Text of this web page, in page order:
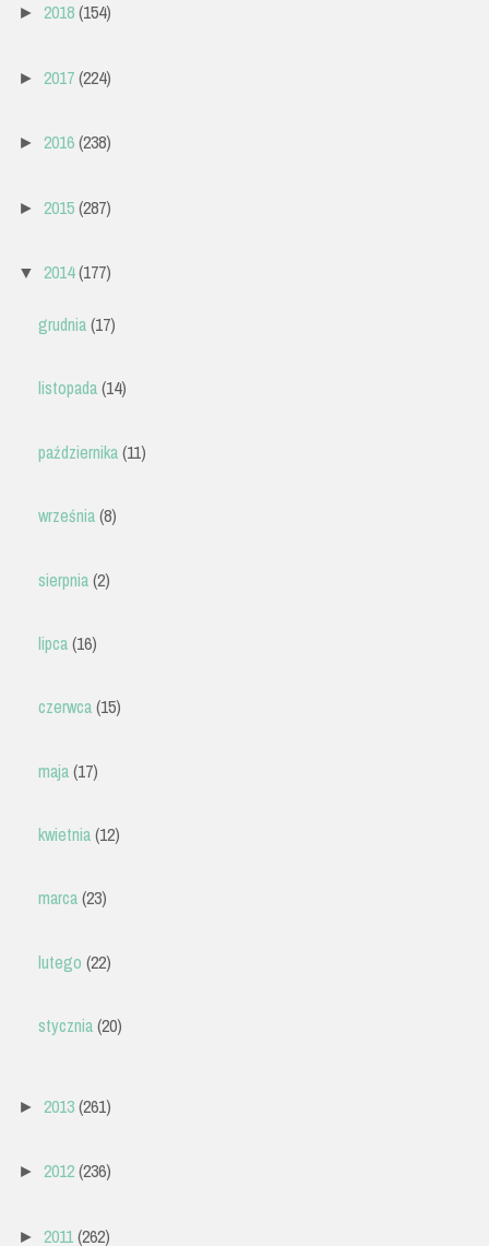
► 2018(154)
► 2017(224)
► 2016(238)
► 2015(287)
▼ 2014(177)
grudnia(17)
listopada(14)
października(11)
września(8)
sierpnia(2)
lipca(16)
czerwca(15)
maja(17)
kwietnia(12)
marca(23)
lutego (22)
stycznia(20)
► 2013(261)
► 2012(236)
► 2011(262)